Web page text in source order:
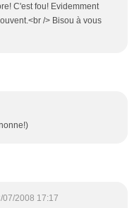
C'est fou! Evidemment
/> Bisou à vous
07/2008 17:17